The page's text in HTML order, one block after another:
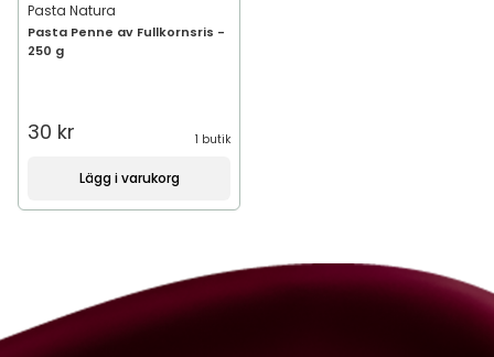
Pasta Natura
Pasta Penne av Fullkornsris -
250 g
30 kr 1 butik
Lägg i varukorg